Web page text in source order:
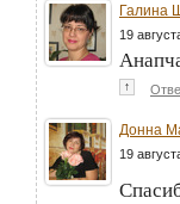
Галина
19
↑
Донна
19